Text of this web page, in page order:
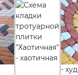
- хаотичная
-